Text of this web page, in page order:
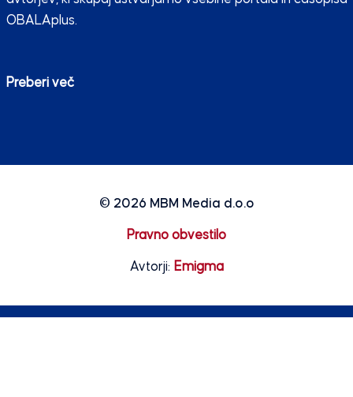
OBALAplus.
Preberi več
© 2026 MBM Media d.o.o
Pravno obvestilo
Avtorji: Emigma